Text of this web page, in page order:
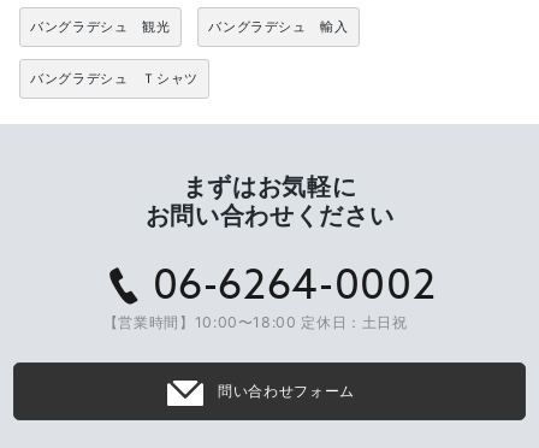
バングラデシュ 観光 バングラデシュ 輸入
バングラデシュ Ｔシャツ
まずはお気軽に
お問い合わせください
06-6264-0002
【営業時間】10:00〜18:00 定休日：土日祝
問い合わせフォーム